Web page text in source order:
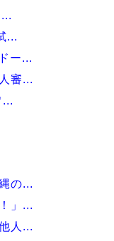
...
ー...
審...
...
の...
」...
人...